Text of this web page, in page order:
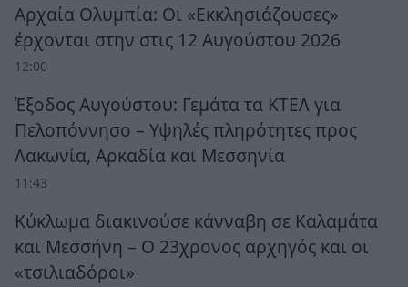
Αρχαία Ολυμπία: Οι «Εκκλησιάζουσες»
έρχονται στην στις 12 Αυγούστου 2026
12:00
Έξοδος Αυγούστου: Γεμάτα τα ΚΤΕΛ για
Πελοπόννησο – Υψηλές πληρότητες προς
Λακωνία, Αρκαδία και Μεσσηνία
11:43
Κύκλωμα διακινούσε κάνναβη σε Καλαμάτα
και Μεσσήνη – Ο 23χρονος αρχηγός και οι
«τσιλιαδόροι»